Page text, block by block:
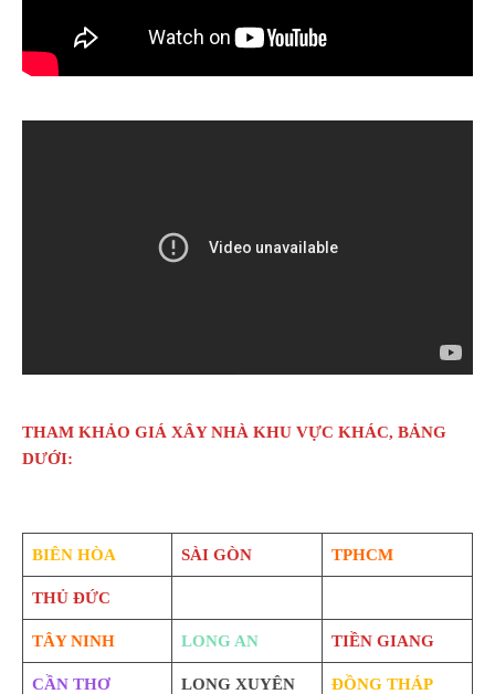
THAM KHẢO GIÁ XÂY NHÀ KHU VỰC KHÁC, BẢNG
DƯỚI:
BIÊN HÒA SÀI GÒN TPHCM
THỦ ĐỨC
TÂY NINH LONG AN TIỀN GIANG
CẦN THƠ LONG XUYÊN ĐỒNG THÁP